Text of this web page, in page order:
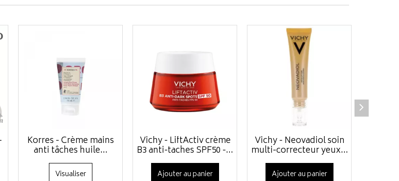
Korres - Crème mains
anti tâches huile...
Visualiser
Vichy - LiftActiv crème
B3 anti-taches SPF50 -...
Ajouter au panier
Vichy - Neovadiol soin
multi-correcteur yeux...
Ajouter au panier